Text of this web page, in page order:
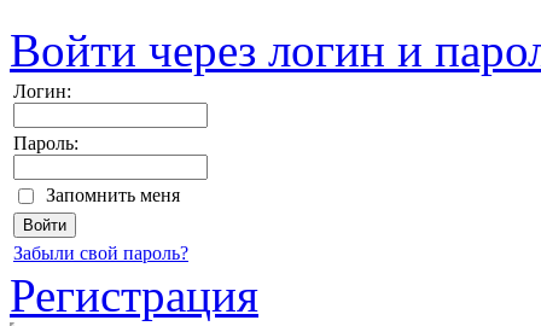
Войти через логин и
Логин:
Пароль:
Запомнить меня
Забыли свой пароль?
Регистрация